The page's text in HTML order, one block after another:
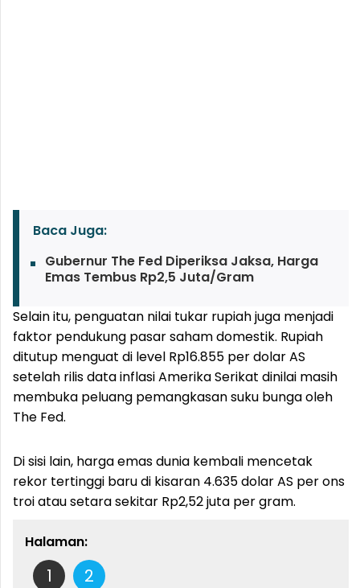
Baca Juga:
Gubernur The Fed Diperiksa Jaksa, Harga
Emas Tembus Rp2,5 Juta/Gram
Selain itu, penguatan nilai tukar rupiah juga menjadi
faktor pendukung pasar saham domestik. Rupiah
ditutup menguat di level Rp16.855 per dolar AS
setelah rilis data inflasi Amerika Serikat dinilai masih
membuka peluang pemangkasan suku bunga oleh
The Fed.
Di sisi lain, harga emas dunia kembali mencetak
rekor tertinggi baru di kisaran 4.635 dolar AS per ons
troi atau setara sekitar Rp2,52 juta per gram.
Halaman:
1 2